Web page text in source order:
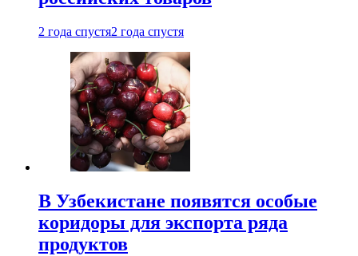
2 года спустя2 года спустя
В Узбекистане появятся особые
коридоры для экспорта ряда
продуктов